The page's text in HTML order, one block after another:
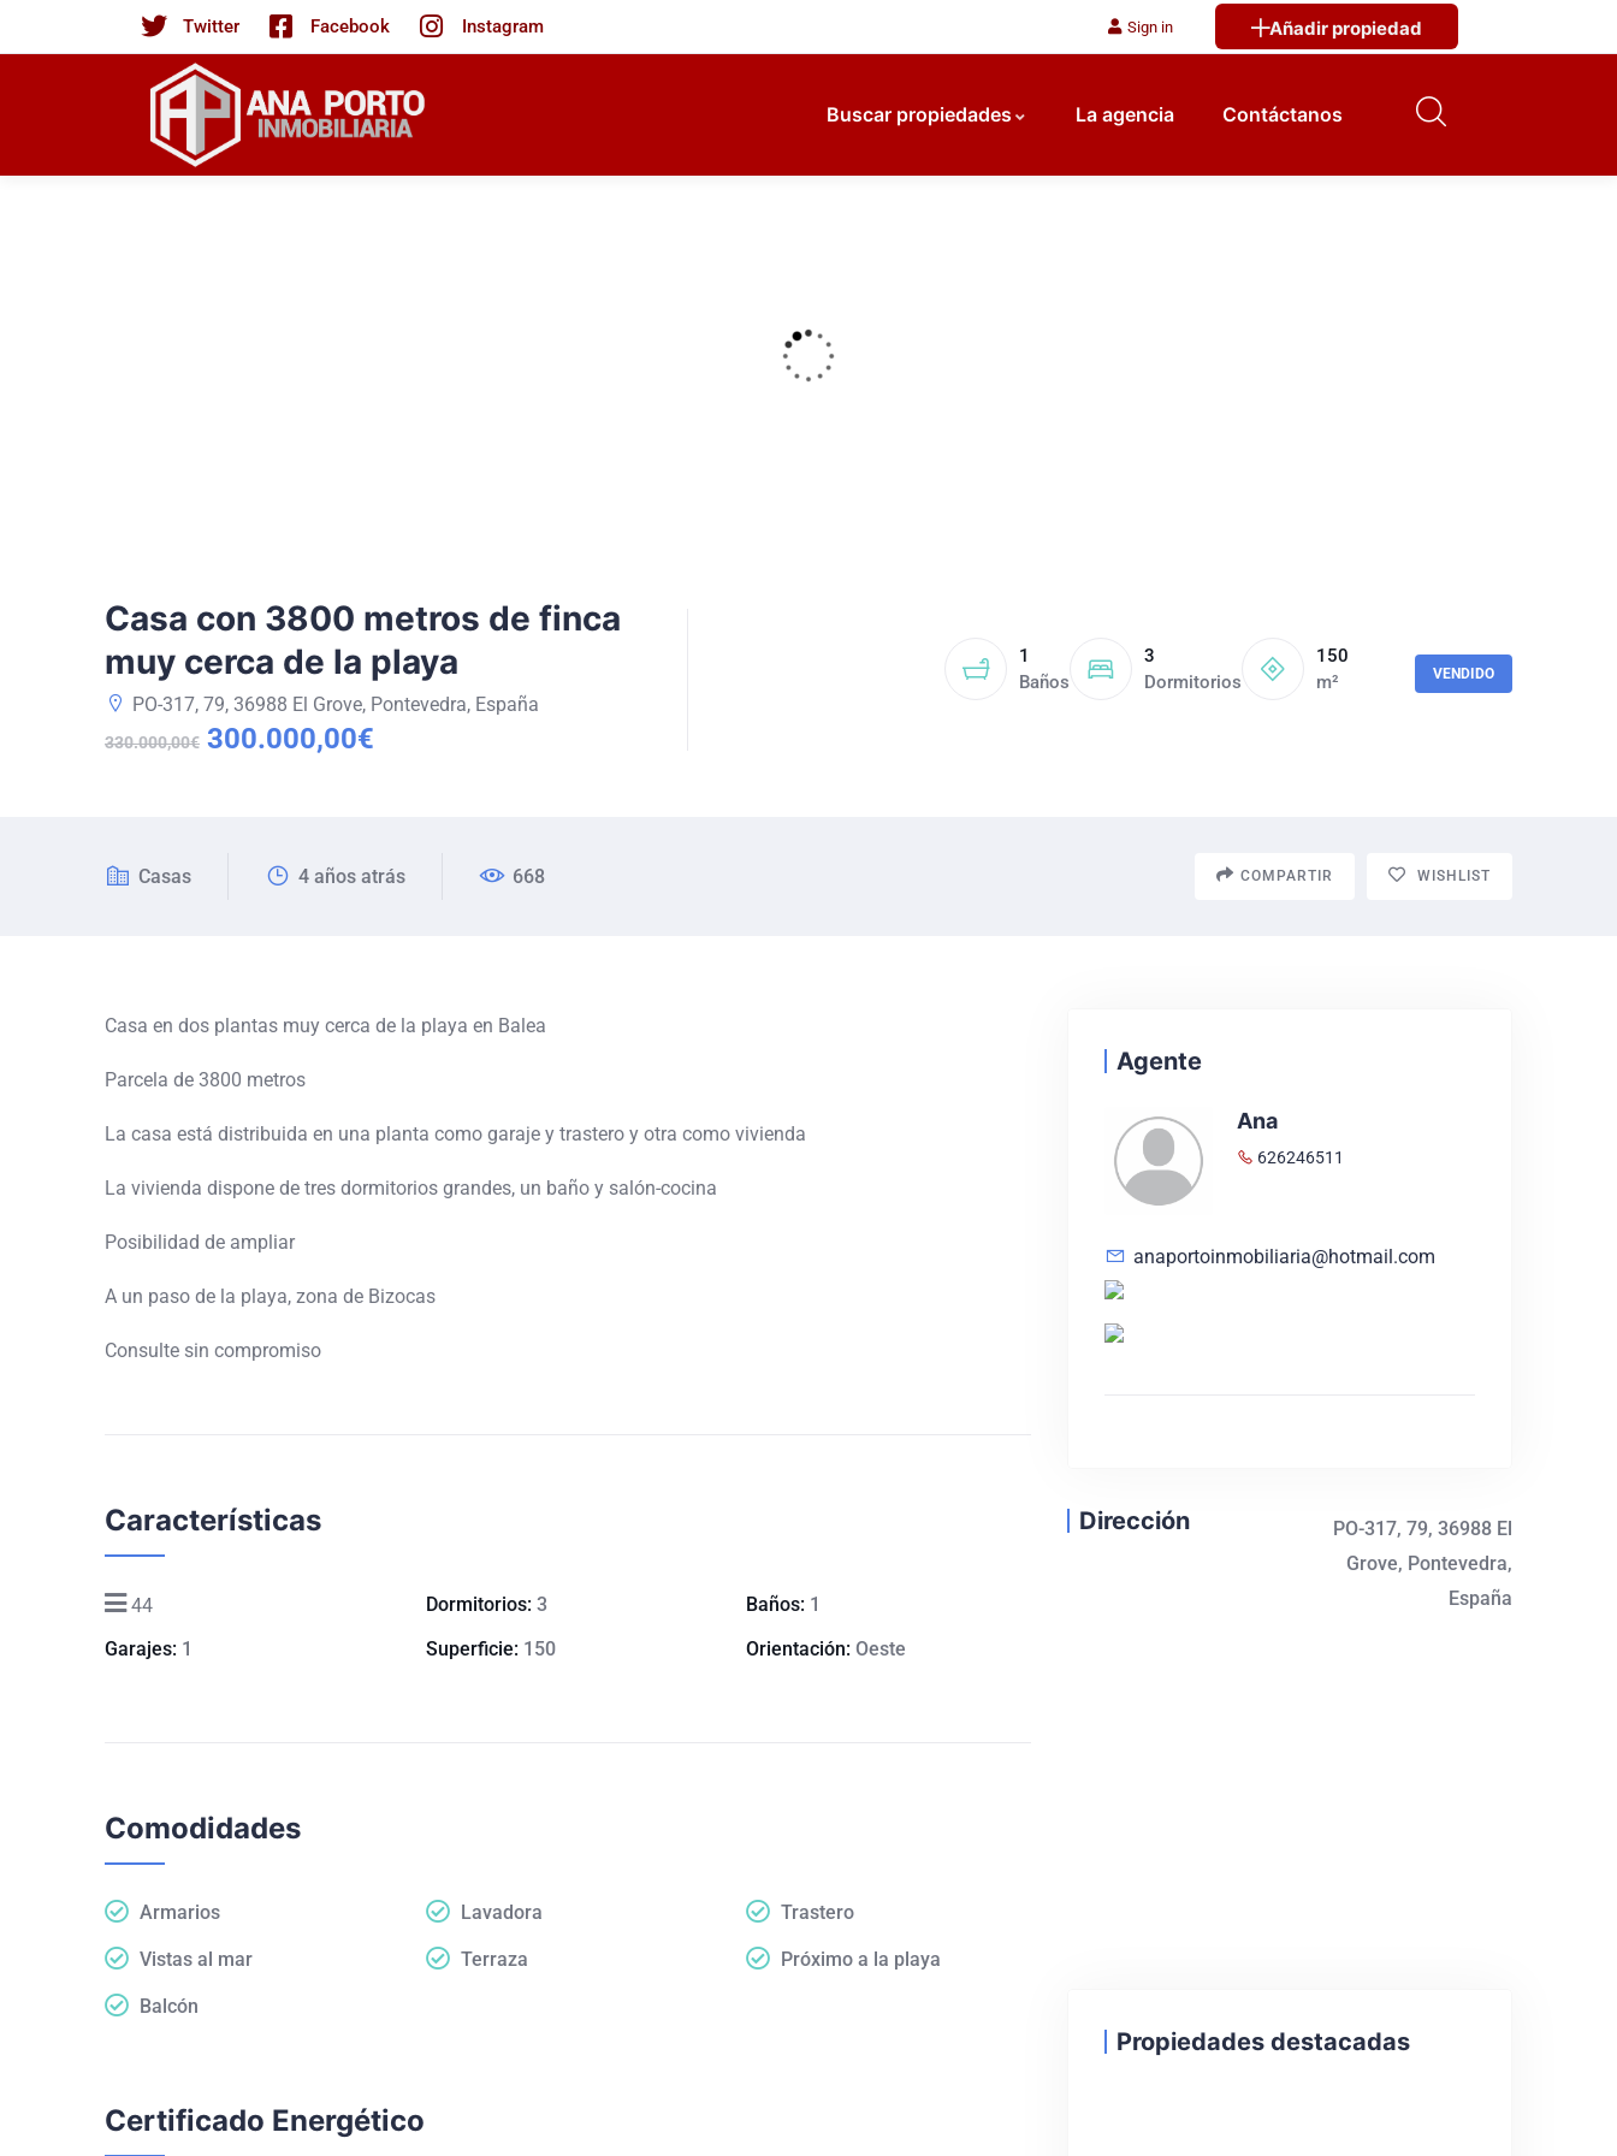
Twitter Facebook Instagram Sign in Añadir propiedad
Buscar propiedades La agencia Contáctanos
Casa con 3800 metros de finca
muy cerca de la playa
PO-317, 79, 36988 El Grove, Pontevedra, España
330.000,00€ 300.000,00€
1
Baños
3
Dormitorios
150
m²
VENDIDO
Casas 4 años atrás 668 COMPARTIR WISHLIST
Casa en dos plantas muy cerca de la playa en Balea
Parcela de 3800 metros
La casa está distribuida en una planta como garaje y trastero y otra como vivienda
La vivienda dispone de tres dormitorios grandes, un baño y salón-cocina
Posibilidad de ampliar
A un paso de la playa, zona de Bizocas
Consulte sin compromiso
Características
44 Dormitorios: 3 Baños: 1
Garajes: 1 Superficie: 150 Orientación: Oeste
Comodidades
Armarios Lavadora Trastero
Vistas al mar Terraza Próximo a la playa
Balcón
Certificado Energético
Agente
Ana
626246511
anaportoinmobiliaria@hotmail.com
Dirección
PO-317, 79, 36988 El
Grove, Pontevedra,
España
Propiedades destacadas